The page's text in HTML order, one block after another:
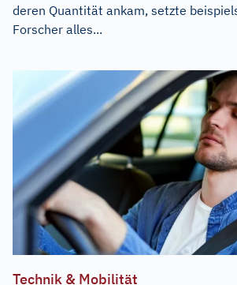
deren Quantität ankam, setzte
Forscher alles...
Technik & Mobilität